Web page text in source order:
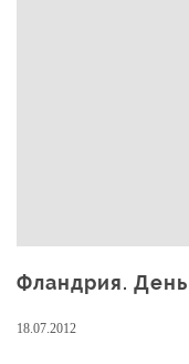
Фландрия. День
18.07.2012